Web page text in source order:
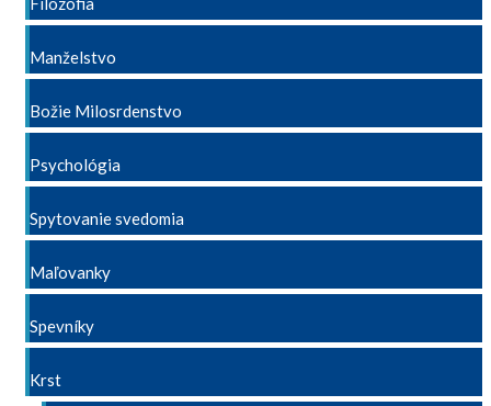
Manželstvo
Božie Milosrdenstvo
Psychológia
Spytovanie svedomia
Maľovanky
Spevníky
Krst